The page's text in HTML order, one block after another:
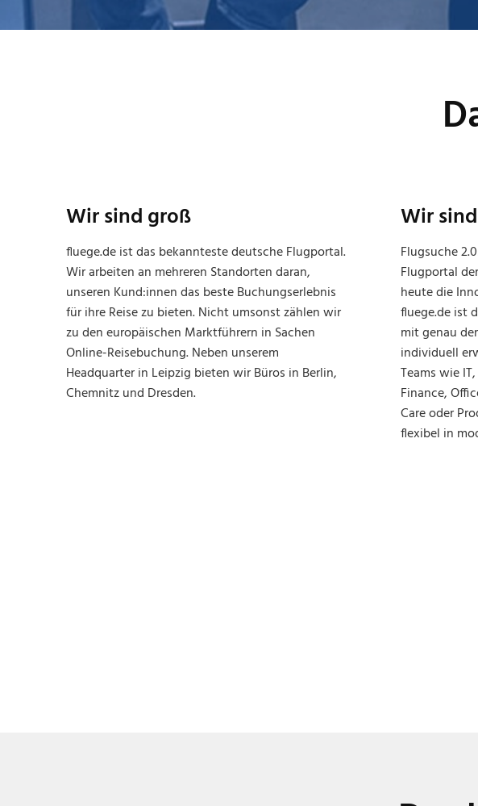
Wir sind groß
fluege.de ist das bekannteste deutsche Flugportal.
Wir arbeiten an mehreren Standorten daran,
unseren Kund:innen das beste Buchungserlebnis
für ihre Reise zu bieten. Nicht umsonst zählen wir
zu den europäischen Marktführern in Sachen
Online-Reisebuchung. Neben unserem
Headquarter in Leipzig bieten wir Büros in Berlin,
Chemnitz und Dresden.
Wir
Flugsuche
Flugportal
heute die
fluege.de ist
mit genau
individuell
Teams wie
Finance,
Care oder
flexibel in